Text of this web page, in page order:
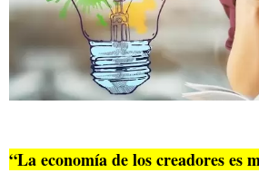
“La economía de los creadores es